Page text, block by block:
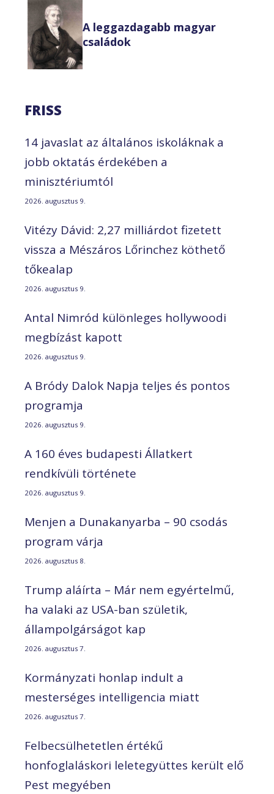
A leggazdagabb magyar
családok
FRISS
14 javaslat az általános iskoláknak a
jobb oktatás érdekében a
minisztériumtól
2026. augusztus 9.
Vitézy Dávid: 2,27 milliárdot fizetett
vissza a Mészáros Lőrinchez köthető
tőkealap
2026. augusztus 9.
Antal Nimród különleges hollywoodi
megbízást kapott
2026. augusztus 9.
A Bródy Dalok Napja teljes és pontos
programja
2026. augusztus 9.
A 160 éves budapesti Állatkert
rendkívüli története
2026. augusztus 9.
Menjen a Dunakanyarba – 90 csodás
program várja
2026. augusztus 8.
Trump aláírta – Már nem egyértelmű,
ha valaki az USA-ban születik,
állampolgárságot kap
2026. augusztus 7.
Kormányzati honlap indult a
mesterséges intelligencia miatt
2026. augusztus 7.
Felbecsülhetetlen értékű
honfoglaláskori leletegyüttes került elő
Pest megyében